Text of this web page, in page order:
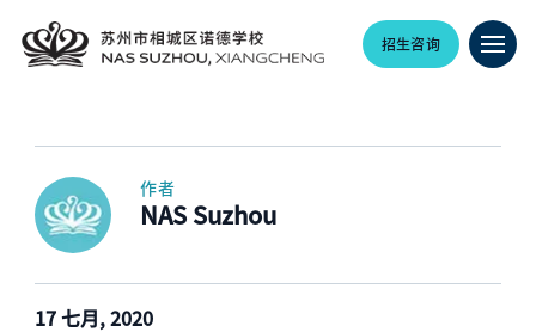
招生咨询
作者
NAS Suzhou
17 七月, 2020